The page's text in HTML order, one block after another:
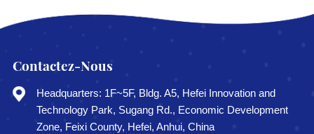
Contactez-Nous
Headquarters: 1F~5F, Bldg. A5, Hefei Innovation and
Technology Park, Sugang Rd., Economic Development
Zone, Feixi County, Hefei, Anhui, China